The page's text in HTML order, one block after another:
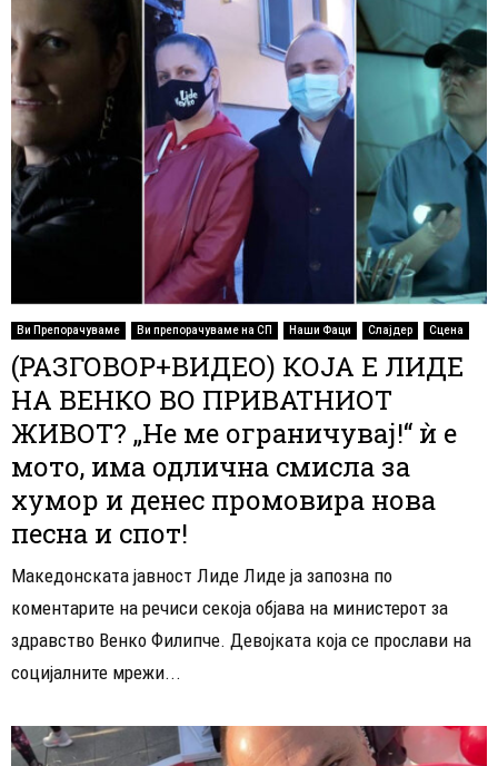
Ви Препорачуваме Ви препорачуваме на СП Наши Фаци Слајдер Сцена
(РАЗГОВОР+ВИДЕО) КОЈА Е ЛИДЕ
НА ВЕНКО ВО ПРИВАТНИОТ
ЖИВОТ? „Не ме ограничувај!“ ѝ е
мото, има одлична смисла за
хумор и денес промовира нова
песна и спот!
Македонската јавност Лиде Лиде ја запозна по
коментарите на речиси секоја објава на министерот за
здравство Венко Филипче. Девојката која се прослави на
социјалните мрежи...